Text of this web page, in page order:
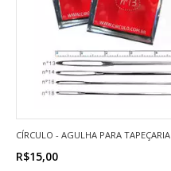
CÍRCULO - AGULHA PARA TAPEÇARIA
R$15,00